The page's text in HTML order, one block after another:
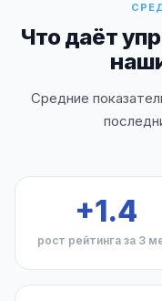
Что даёт
Средние
+1.4
рост рейтинга за 3